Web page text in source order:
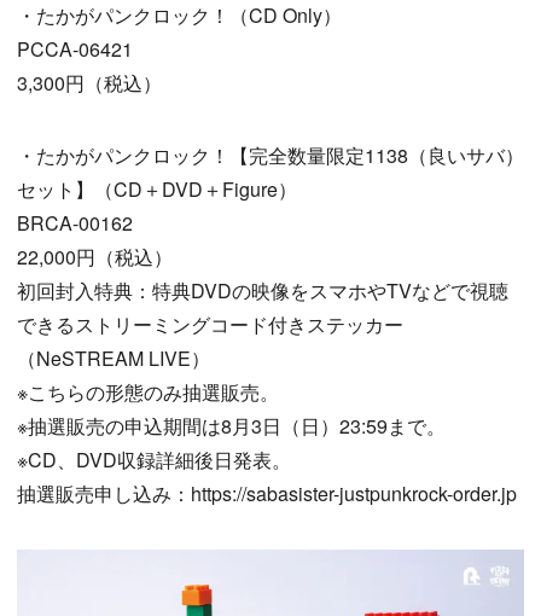
・たかがパンクロック！（CD Only）
PCCA-06421
3,300円（税込）
・たかがパンクロック！【完全数量限定1138（良いサバ）
セット】（CD＋DVD＋Figure）
BRCA-00162
22,000円（税込）
初回封入特典：特典DVDの映像をスマホやTVなどで視聴
できるストリーミングコード付きステッカー
（NeSTREAM LIVE）
※こちらの形態のみ抽選販売。
※抽選販売の申込期間は8月3日（日）23:59まで。
※CD、DVD収録詳細後日発表。
抽選販売申し込み：https://sabasister-justpunkrock-order.jp